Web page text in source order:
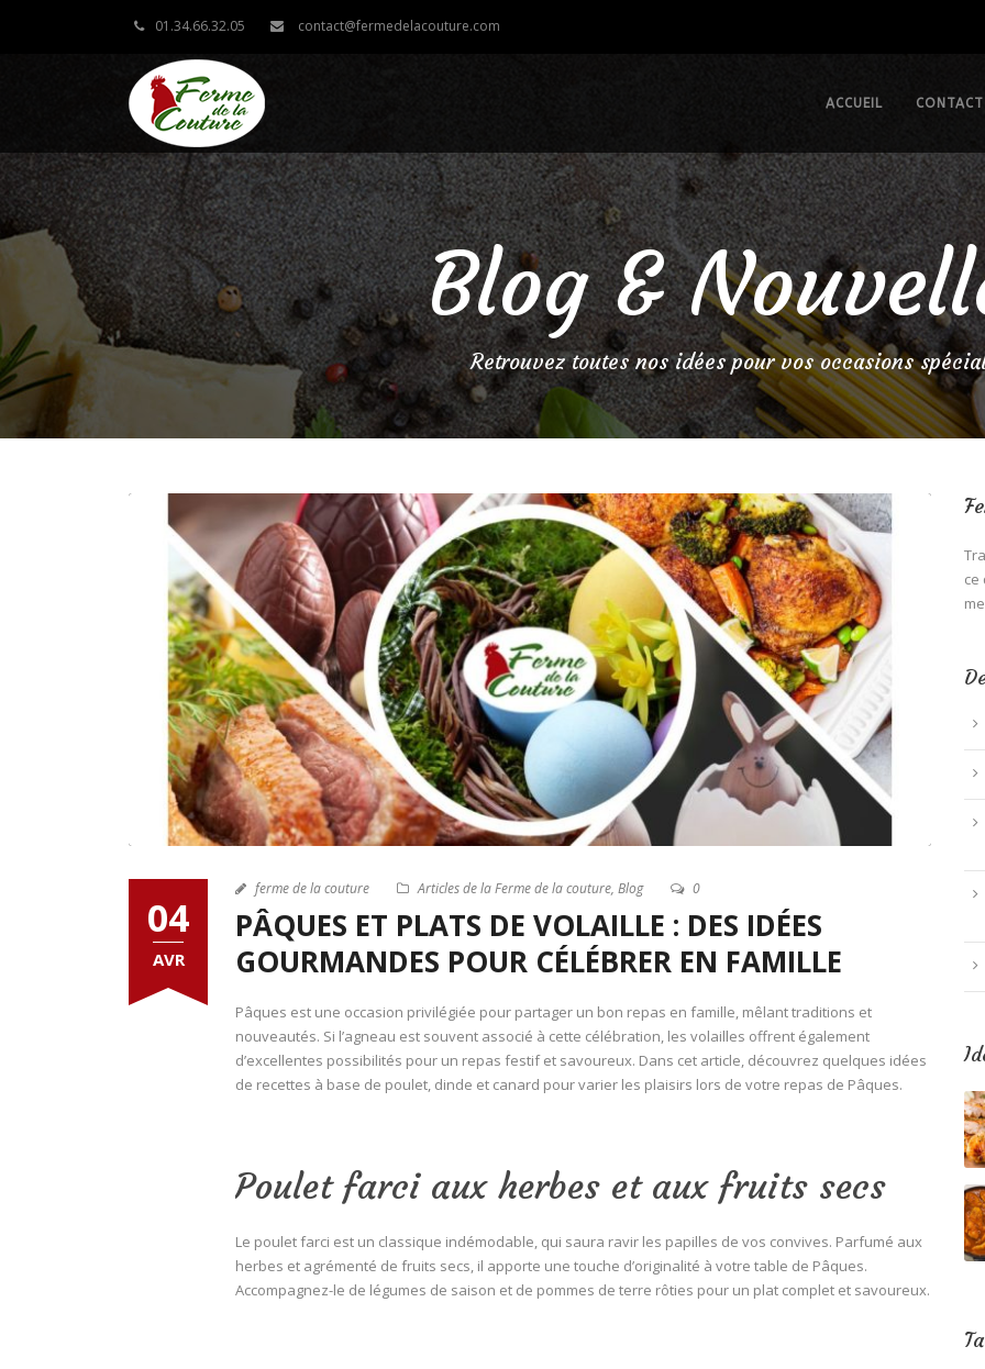
01.34.66.32.05 contact@fermedelacouture.com
ACCUEIL CONTACT
Blog &
Retrouvez toutes nos idées pour vos occasions
04
AVR
ferme de la couture Articles de la Ferme de la couture, Blog 0
PÂQUES ET PLATS DE VOLAILLE : DES IDÉES
GOURMANDES POUR CÉLÉBRER EN FAMILLE
Pâques est une occasion privilégiée pour partager un bon repas en famille, mêlant traditions et
nouveautés. Si l’agneau est souvent associé à cette célébration, les volailles offrent également
d’excellentes possibilités pour un repas festif et savoureux. Dans cet article, découvrez quelques idées
de recettes à base de poulet, dinde et canard pour varier les plaisirs lors de votre repas de Pâques.
Poulet farci aux herbes et aux fruits secs
Le poulet farci est un classique indémodable, qui saura ravir les papilles de vos convives. Parfumé aux
herbes et agrémenté de fruits secs, il apporte une touche d’originalité à votre table de Pâques.
Accompagnez-le de légumes de saison et de pommes de terre rôties pour un plat complet et savoureux.
ce